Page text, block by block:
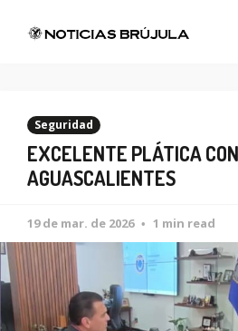
Seguridad
EXCELENTE PLÁTICA
AGUASCALIENTES
19 de mar. de 2026 1 min read